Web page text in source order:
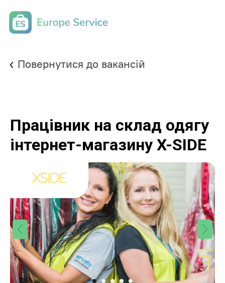
Повернутися до вакансій
Працівник на склад одягу
інтернет-магазину X-SIDE